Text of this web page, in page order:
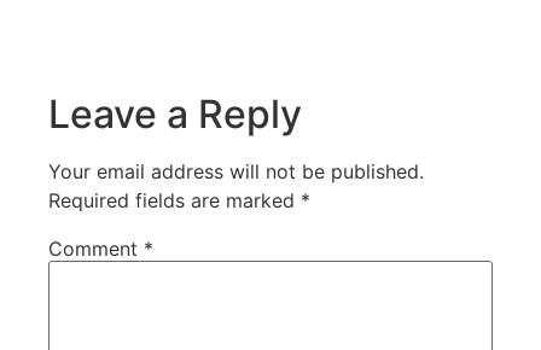
Leave a Reply
Your email address will not be published.
Required fields are marked *
Comment *